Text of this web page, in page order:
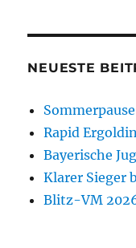
NEUESTE
Rapid
Bayerische
Klarer Sieger
Blitz-VM